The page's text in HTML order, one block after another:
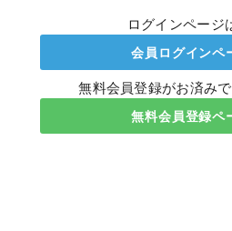
ログインページ
会員ログインペ
無料会員登録がお済み
無料会員登録ペ